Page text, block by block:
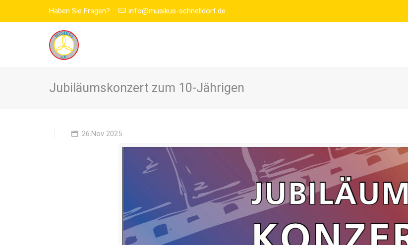
Haben Sie Fragen? info@musikus-schnelldorf.de
Jubiläumskonzert zum 10-Jährigen
26.Nov 2025